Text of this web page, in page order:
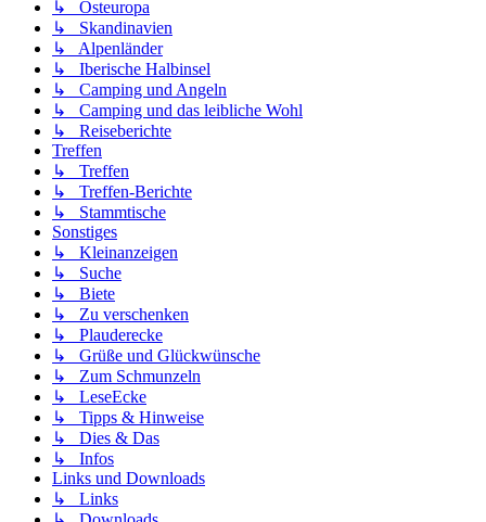
↳ Osteuropa
↳ Skandinavien
↳ Alpenländer
↳ Iberische Halbinsel
↳ Camping und Angeln
↳ Camping und das leibliche Wohl
↳ Reiseberichte
Treffen
↳ Treffen
↳ Treffen-Berichte
↳ Stammtische
Sonstiges
↳ Kleinanzeigen
↳ Suche
↳ Biete
↳ Zu verschenken
↳ Plauderecke
↳ Grüße und Glückwünsche
↳ Zum Schmunzeln
↳ LeseEcke
↳ Tipps & Hinweise
↳ Dies & Das
↳ Infos
Links und Downloads
↳ Links